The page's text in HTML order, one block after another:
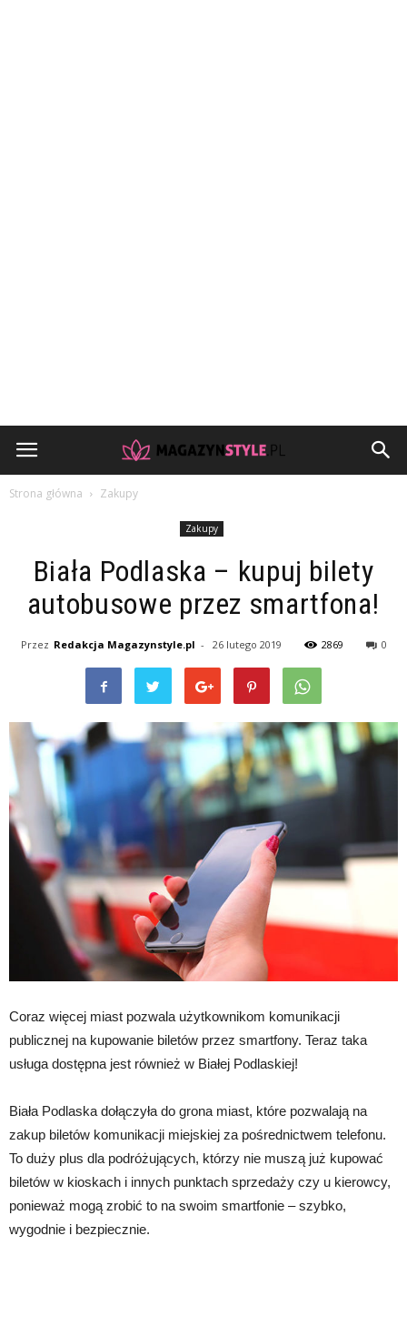
Strona główna Zakupy
Zakupy
Biała Podlaska – kupuj bilety
autobusowe przez smartfona!
Przez Redakcja Magazynstyle.pl - 26 lutego 2019 2869 0
Coraz więcej miast pozwala użytkownikom komunikacji
publicznej na kupowanie biletów przez smartfony. Teraz taka
usługa dostępna jest również w Białej Podlaskiej!
Biała Podlaska dołączyła do grona miast, które pozwalają na
zakup biletów komunikacji miejskiej za pośrednictwem telefonu.
To duży plus dla podróżujących, którzy nie muszą już kupować
biletów w kioskach i innych punktach sprzedaży czy u kierowcy,
ponieważ mogą zrobić to na swoim smartfonie – szybko,
wygodnie i bezpiecznie.